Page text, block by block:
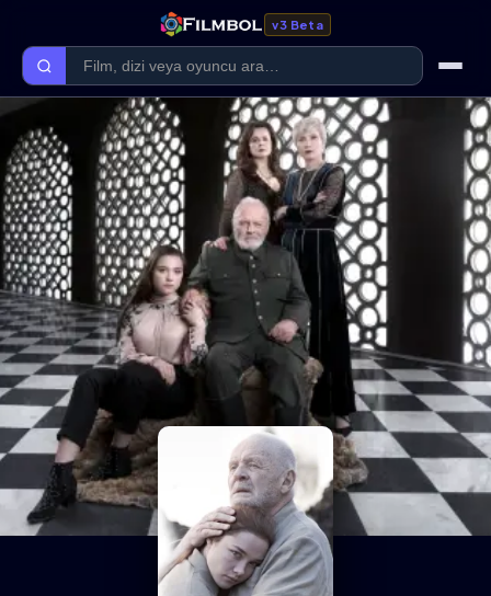
v3 Beta
Ana Sayfa
Forum
Kategoriler
Kaliteler
Film Kategorileri
Dizi Kategorileri
Giriş Yap